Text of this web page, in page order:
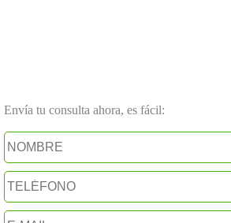
Envía tu consulta ahora, es fácil: